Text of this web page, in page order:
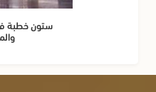
ستون خطبة